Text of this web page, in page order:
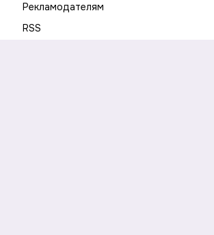
Рекламодателям
RSS